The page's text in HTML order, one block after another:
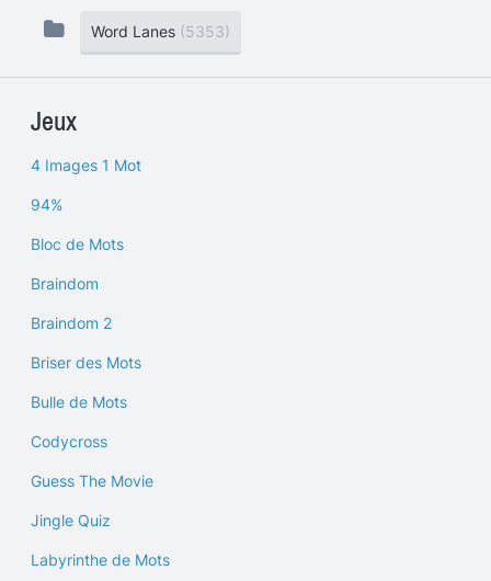
Word Lanes (5353)
Jeux
4 Images 1 Mot
94%
Bloc de Mots
Braindom
Braindom 2
Briser des Mots
Bulle de Mots
Codycross
Guess The Movie
Jingle Quiz
Labyrinthe de Mots